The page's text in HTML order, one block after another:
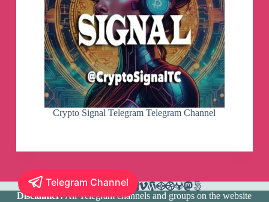
Crypto Signal Telegram Telegram Channel
Disclaimer:All Telegram channels and groups on the website
Telegram Channel